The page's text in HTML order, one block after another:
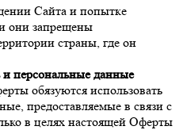
Сайта и попытке
они запрещены
страны, где он
персональные данные
обязуются использовать
предоставляемые в связи с
в целях настоящей Оферты